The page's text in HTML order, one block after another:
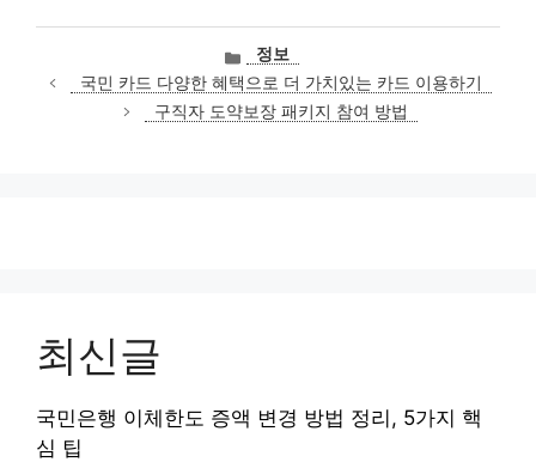
카
테
고
리
정보
국민 카드 다양한 혜택으로 더 가치있는 카드 이용하기
구직자 도약보장 패키지 참여 방법
최신글
국민은행 이체한도 증액 변경 방법 정리, 5가지 핵
심 팁